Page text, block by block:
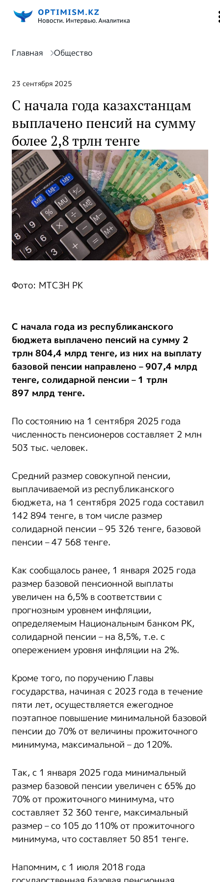
Главная Общество
23 сентября 2025
С начала года казахстанцам
выплачено пенсий на сумму
более 2,8 трлн тенге
Фото: МТСЗН РК
С начала года из республиканского
бюджета выплачено пенсий на сумму 2
трлн 804,4 млрд тенге, из них на выплату
базовой пенсии направлено – 907,4 млрд
тенге, солидарной пенсии – 1 трлн
897 млрд тенге.
По состоянию на 1 сентября 2025 года
численность пенсионеров составляет 2 млн
503 тыс. человек.
Средний размер совокупной пенсии,
выплачиваемой из республиканского
бюджета, на 1 сентября 2025 года составил
142 894 тенге, в том числе размер
солидарной пенсии – 95 326 тенге, базовой
пенсии – 47 568 тенге.
Как сообщалось ранее, 1 января 2025 года
размер базовой пенсионной выплаты
увеличен на 6,5% в соответствии с
прогнозным уровнем инфляции,
определяемым Национальным банком РК,
солидарной пенсии – на 8,5%, т.е. с
опережением уровня инфляции на 2%.
Кроме того, по поручению Главы
государства, начиная с 2023 года в течение
пяти лет, осуществляется ежегодное
поэтапное повышение минимальной базовой
пенсии до 70% от величины прожиточного
минимума, максимальной – до 120%.
Так, с 1 января 2025 года минимальный
размер базовой пенсии увеличен с 65% до
70% от прожиточного минимума, что
составляет 32 360 тенге, максимальный
размер – со 105 до 110% от прожиточного
минимума, что составляет 50 851 тенге.
Напомним, с 1 июля 2018 года